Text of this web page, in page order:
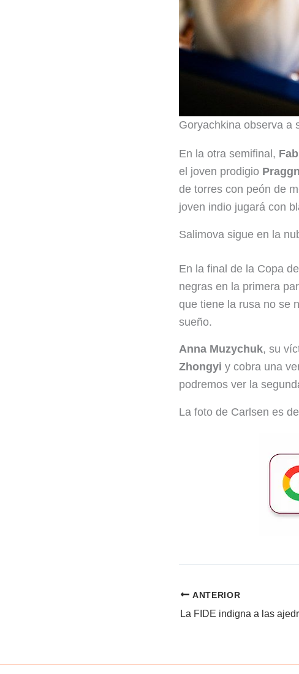
Goryachkina observa a
En la otra semifinal,
el joven prodigio
de torres con peón de
joven indio jugará con
Salimova sigue en la
En la final de la Copa
negras en la primera
que tiene la rusa no se
sueño.
Anna Muzychuk, su
Zhongyi y cobra una
podremos ver la
La foto de Carlsen es
ANTERIOR